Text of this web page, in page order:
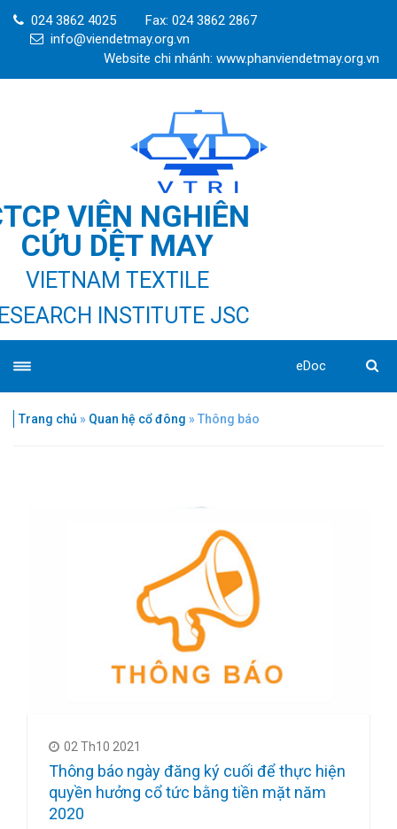
024 3862 4025
Fax: 024 3862 2867
info@viendetmay.org.vn
Website chi nhánh: www.phanviendetmay.org.vn
VIỆN NGHIÊN
CỨU DỆT MAY
VIETNAM TEXTILE
INSTITUTE JSC
eDoc
Trang chủ » Quan hệ cổ đông » Thông báo
02 Th10 2021
Thông báo ngày đăng ký cuối để thực hiện
quyền hưởng cổ tức bằng tiền mặt năm
2020